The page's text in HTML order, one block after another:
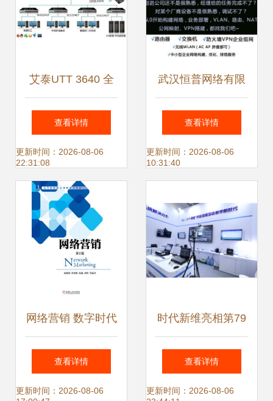
艾泰UTT 3640 全
方位守护企业网
络，助力互联网销
售业务高效运转
查看详情
更新时间：2026-08-06
22:31:08
武汉恒普网络有限
责任公司销售部 专
注网络设备销售，
通信技术潮流
查看详情
更新时间：2026-08-06
10:31:40
网络营销 数字时代
的商业引擎——机
械工业出版社经管
查看详情
更新时间：2026-08-06
时代新维亮相第79
届教育装备展，推
出一站式教育录播
查看详情
更新时间：2026-08-06